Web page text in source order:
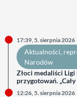
17:39, 5. sierpnia 2026
Aktualności,
Narodów
Złoci medaliści
przygotowań.
12:26, 5. sierpnia 2026